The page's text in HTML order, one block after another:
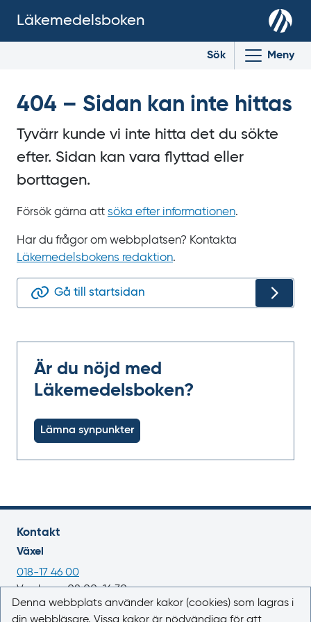
Läkemedelsboken
Sök Meny
404 – Sidan kan inte hittas
Tyvärr kunde vi inte hitta det du sökte
efter. Sidan kan vara flyttad eller
borttagen.
Försök gärna att söka efter informationen.
Har du frågor om webbplatsen? Kontakta
Läkemedelsbokens redaktion.
Gå till startsidan
Är du nöjd med
Läkemedelsboken?
Lämna synpunkter
Kontakt
Växel
018-17 46 00
Vardagar 08.00-16.30
E-post
Denna webbplats använder kakor (cookies) som lagras i